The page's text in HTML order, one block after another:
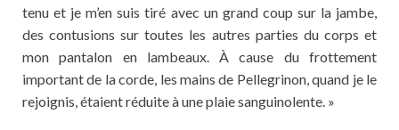
tenu et je m’en suis tiré avec un grand coup sur la jambe,
des contusions sur toutes les autres parties du corps et
mon pantalon en lambeaux. À cause du frottement
important de la corde, les mains de Pellegrinon, quand je le
rejoignis, étaient réduite à une plaie sanguinolente. »